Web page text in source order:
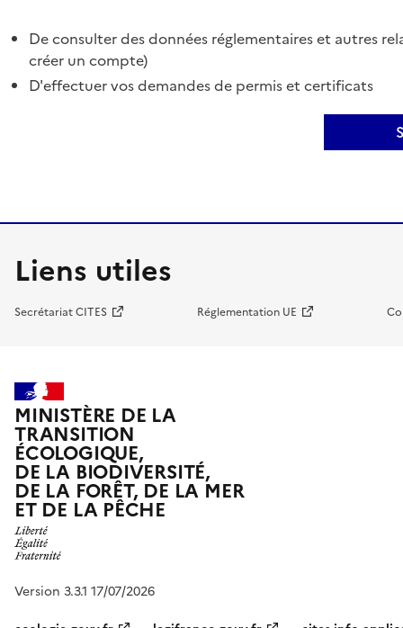
De consulter des données réglementaires et autres
créer un compte)
D'effectuer vos demandes de permis et certificats
Liens utiles
Secrétariat CITES Réglementation UE
MINISTÈRE DE LA
TRANSITION
ÉCOLOGIQUE,
DE LA BIODIVERSITÉ,
DE LA FORÊT, DE LA MER
ET DE LA PÊCHE
Version 3.3.1 17/07/2026